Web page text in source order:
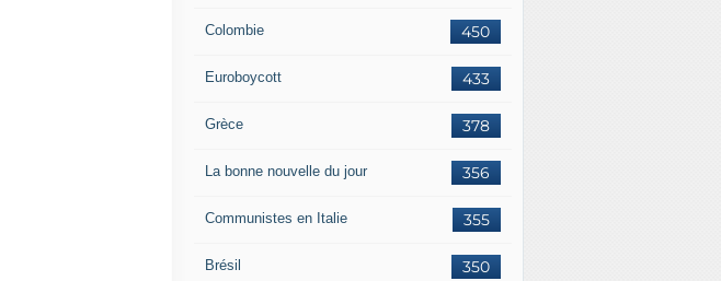
450
Colombie
433
Euroboycott
378
Grèce
356
La bonne nouvelle du jour
355
Communistes en Italie
350
Brésil